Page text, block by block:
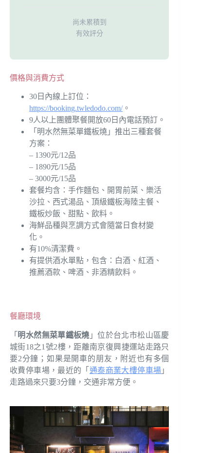
尚未累積到
有效評分
價格與消費方式
30日內線上訂位：
https://booking.twledodo.com/。
9人以上團體聚餐開放60日內電話預訂。
「明水然無菜單鐵板燒」推出三種套餐
方案：
– 1390元/12品
– 1890元/15品
– 3000元/15品
套餐均含：手作麵包、開胃前菜、樂活
沙拉、西式湯品、頂級鐵板海陸主餐、
鐵板炒飯、甜點、飲料。
海鮮品種與烹調方式會隨當日食材變
化。
有10%清潔費。
有提供酒水單點，包含：白酒、紅酒、
推薦酒款、啤酒、非酒精飲料。
餐廳環境
「 明水然無菜單鐵板燒 」位於台北市松山區慶
城街18之1號2樓，距離南京復興捷運站走路只
要2分鐘；如果是開車的朋友，附近也有多個
收費停車場，最近的「 通泰商業大樓停車場 」
走路過來只要3分鐘，交通非常方便。